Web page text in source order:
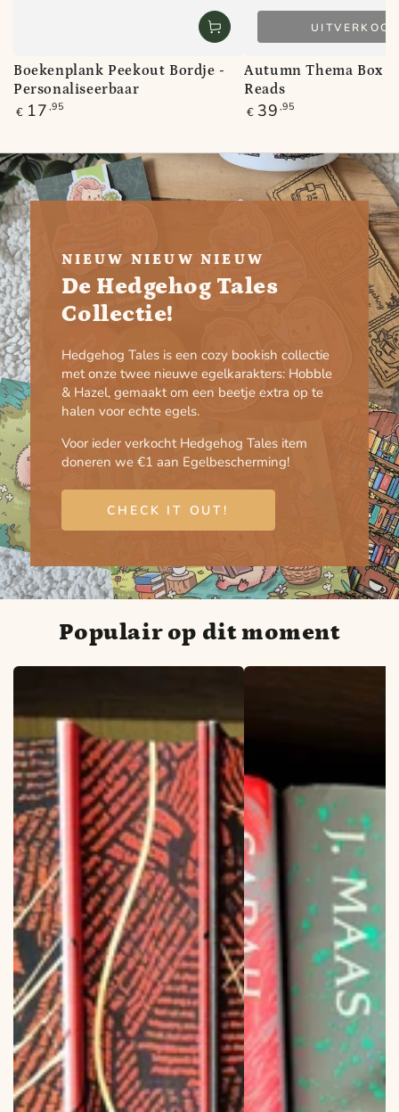
Boekenplank Peekout Bordje -
Personaliseerbaar
Normale
€ 17 ,95
Autumn Thema Box -
Reads
Normale
€ 39 ,95
NIEUW NIEUW NIEUW
De Hedgehog Tales
Collectie!
Hedgehog Tales is een cozy bookish collectie
met onze twee nieuwe egelkarakters: Hobble
& Hazel, gemaakt om een beetje extra op te
halen voor echte egels.
Voor ieder verkocht Hedgehog Tales item
doneren we €1 aan Egelbescherming!
CHECK IT OUT!
Populair op dit moment